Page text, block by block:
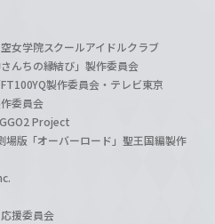
女学院スクールアイドルクラブ
んちの縁結び」製作委員会
製作委員会・テレビ東京
委員会
Project
版「オーバーロード」聖王国編製作
援委員会